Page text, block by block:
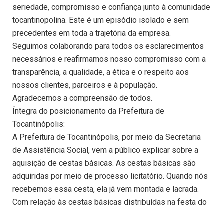
seriedade, compromisso e confiança junto à comunidade
tocantinopolina. Este é um episódio isolado e sem
precedentes em toda a trajetória da empresa.
Seguimos colaborando para todos os esclarecimentos
necessários e reafirmamos nosso compromisso com a
transparência, a qualidade, a ética e o respeito aos
nossos clientes, parceiros e à população.
Agradecemos a compreensão de todos.
Íntegra do posicionamento da Prefeitura de
Tocantinópolis:
A Prefeitura de Tocantinópolis, por meio da Secretaria
de Assistência Social, vem a público explicar sobre a
aquisição de cestas básicas. As cestas básicas são
adquiridas por meio de processo licitatório. Quando nós
recebemos essa cesta, ela já vem montada e lacrada.
Com relação às cestas básicas distribuídas na festa do